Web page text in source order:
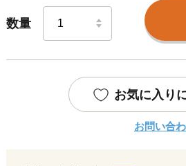
数量
お気に入り
お問い合